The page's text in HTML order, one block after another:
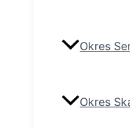
Okres
Okres